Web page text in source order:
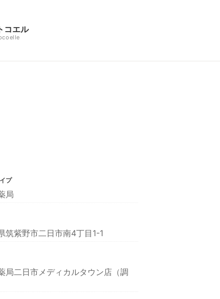
コエル
プ
局
筑紫野市二日市南4丁目1-1
局二日市メディカルタウン店（調